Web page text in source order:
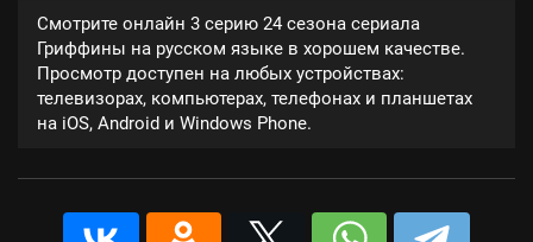
Смотрите онлайн 3 серию 24 сезона сериала
Гриффины на русском языке в хорошем качестве.
Просмотр доступен на любых устройствах:
телевизорах, компьютерах, телефонах и планшетах
на iOS, Android и Windows Phone.